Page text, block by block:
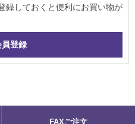
録しておくと便利にお買い物が
FAXご注文